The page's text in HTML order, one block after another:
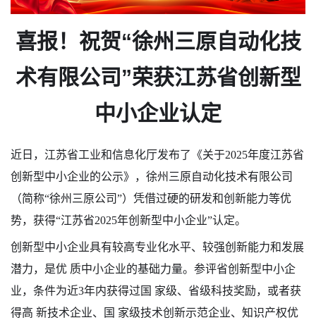
喜报！祝贺“徐州三原自动化技
术有限公司 ”荣获江苏省创新型
中小企业认定
近日，江苏省工业和信息化厅发布了《关于2025年度江苏省
创新型中小企业的公示》，徐州三原自动化技术有限公司
（简称“徐州三原公司”）凭借过硬的研发和创新能力等优
势，获得“江苏省2025年创新型中小企业”认定。
创新型中小企业具有较高专业化水平、较强创新能力和发展
潜力，是优 质中小企业的基础力量。参评省创新型中小企
业，条件为近3年内获得过国 家级、省级科技奖励，或者获
得高 新技术企业、国 家级技术创新示范企业、知识产权优